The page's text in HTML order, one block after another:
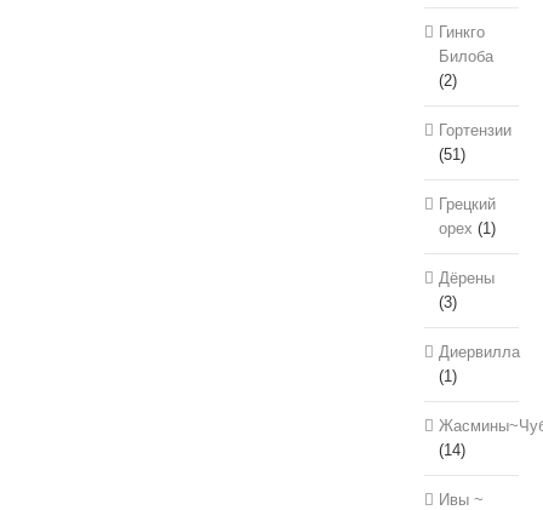
Гинкго
Билоба
(2)
Гортензии
(51)
Грецкий
орех (1)
Дёрены
(3)
Диервилла
(1)
(14)
Ивы ~